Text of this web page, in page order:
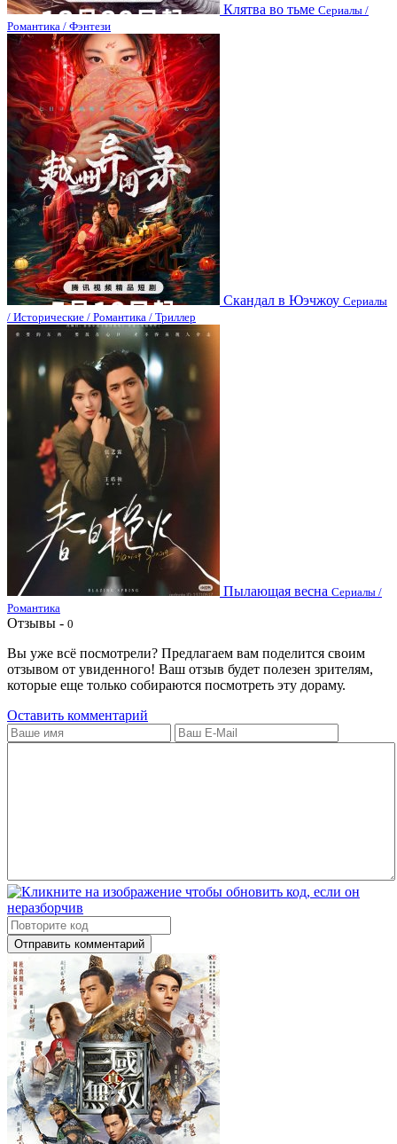
Клятва во тьме Сериалы /
Романтика / Фэнтези
Скандал в Юэчжоу Сериалы
/ Исторические / Романтика / Триллер
Пылающая весна Сериалы /
Романтика
Отзывы - 0
Вы уже всё посмотрели? Предлагаем вам поделится своим
отзывом от увиденного! Ваш отзыв будет полезен зрителям,
которые еще только собираются посмотреть эту дораму.
Оставить комментарий
Отправить комментарий